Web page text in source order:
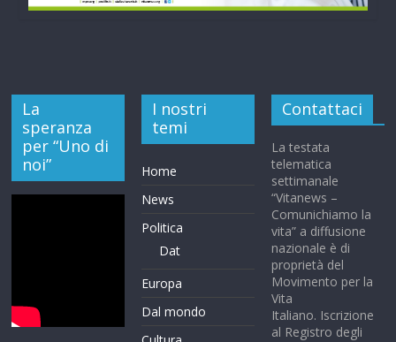
La
speranza
per “Uno di
noi”
I nostri
temi
Home
News
Politica
Dat
Europa
Dal mondo
Contattaci
La testata
telematica
settimanale
“Vitanews –
Comunichiamo la
vita” a diffusione
nazionale è di
proprietà del
Movimento per la
Vita
Italiano. Iscrizione
al Registro degli